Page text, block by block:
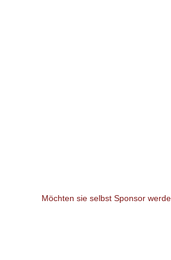
Möchten sie selbst Sponsor